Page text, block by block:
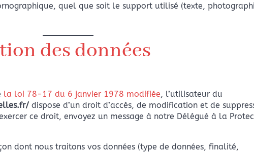
quel que soit le support utilisé (texte,
des données
la loi 78-17 du 6 janvier 1978 modifiée, l’utilisateur du
dispose d’un droit d’accès, de modification et de
ce droit, envoyez un message à notre Délégué à la
dont nous traitons vos données (type de données, finalité,